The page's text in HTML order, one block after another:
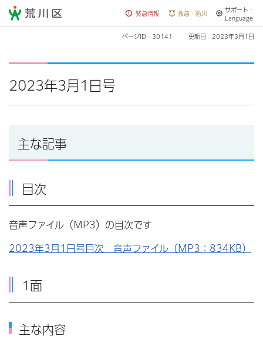
荒川区 緊急情報 救急・防災
サポート・
Language
ページID：30141 更新日：2023年3月1日
2023年3月1日号
主な記事
目次
音声ファイル（MP3）の目次です
2023年3月1日号目次 音声ファイル（MP3：834KB）
1面
主な内容